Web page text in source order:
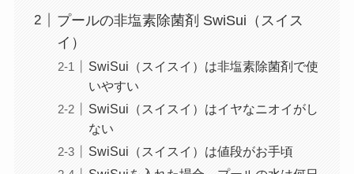
プールの非塩素除菌剤 SwiSui（スイス
イ）
SwiSui（スイスイ）は非塩素除菌剤で使
いやすい
SwiSui（スイスイ）はイヤなニオイがし
ない
SwiSui（スイスイ）は値段がお手頃